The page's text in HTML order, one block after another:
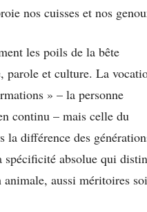
nos cuisses et nos
les poils de la bête
parole et culture. La
» – la personne
continu – mais celle du
la différence des
absolue qui
aussi méritoires